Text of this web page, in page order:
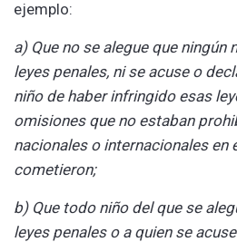
ejemplo:
a) Que no se alegue que ningún
leyes penales, ni se acuse o
niño de haber infringido esas
omisiones que no estaban
nacionales o internacionales en
cometieron;
b) Que todo niño del que se
leyes penales o a quien se